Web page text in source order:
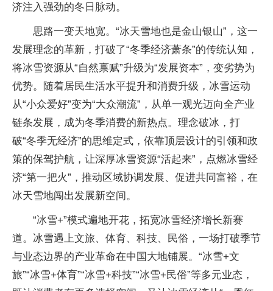
济注入强劲的冬日脉动。
思路一变天地宽。“冰天雪地也是金山银山”，这一
发展理念的革新，打破了“冬季经济萧条”的传统认知，
将冰雪资源从“自然禀赋”升级为“发展资本”，变劣势为
优势。随着居民生活水平提升和消费升级，冰雪运动
从“小众爱好”变为“大众潮流”，从单一观光迈向全产业
链条发展，成为冬季消费的新热点。理念破冰，打
破“冬季无经济”的思维定式，依靠顶层设计的引领和政
策的保驾护航，让深厚冰雪资源“活起来”，点燃冰雪经
济“第一把火”，推动区域协调发展、促进共同富裕，在
冰天雪地闯出发展新空间。
“冰雪+”模式遍地开花，拓宽冰雪经济增长新赛
道。冰雪遇上文旅、体育、科技、民俗，一场打破季节
与业态边界的产业革命在中国大地铺展。“冰雪+文
旅”“冰雪+体育”“冰雪+科技”“冰雪+民俗”等多元业态，